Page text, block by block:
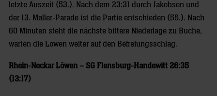
letzte Auszeit (53.). Nach dem 23:31 durch Jakobsen und
der 13. Møller-Parade ist die Partie entschieden (55.). Nach
60 Minuten steht die nächste bittere Niederlage zu Buche,
warten die Löwen weiter auf den Befreiungsschlag.
Rhein-Neckar Löwen – SG Flensburg-Handewitt 26:35
(13:17)